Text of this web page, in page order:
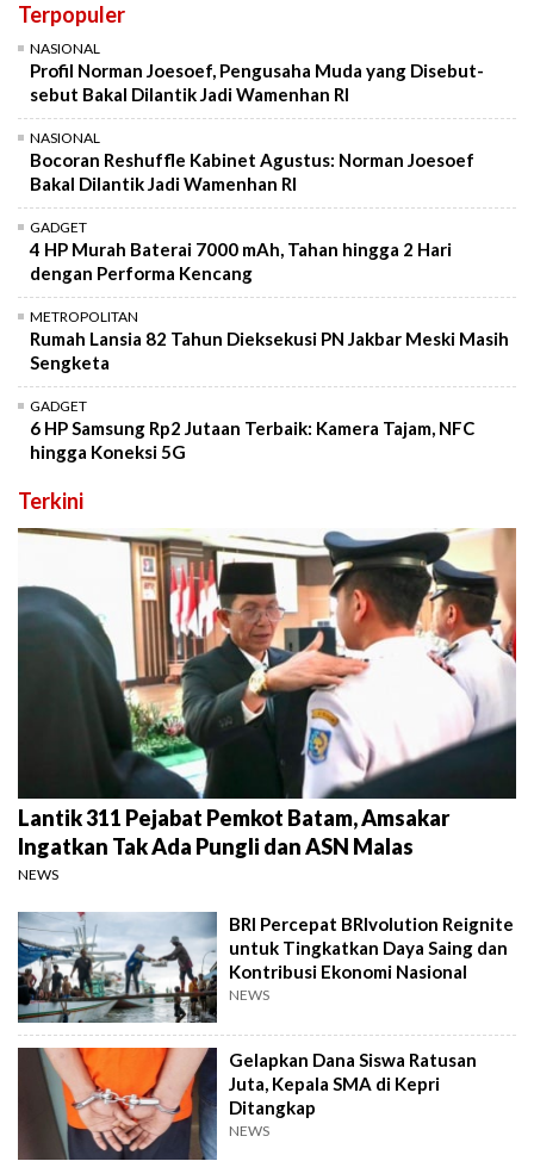
Terpopuler
NASIONAL
Profil Norman Joesoef, Pengusaha Muda yang Disebut-
sebut Bakal Dilantik Jadi Wamenhan RI
NASIONAL
Bocoran Reshuffle Kabinet Agustus: Norman Joesoef
Bakal Dilantik Jadi Wamenhan RI
GADGET
4 HP Murah Baterai 7000 mAh, Tahan hingga 2 Hari
dengan Performa Kencang
METROPOLITAN
Rumah Lansia 82 Tahun Dieksekusi PN Jakbar Meski Masih
Sengketa
GADGET
6 HP Samsung Rp2 Jutaan Terbaik: Kamera Tajam, NFC
hingga Koneksi 5G
Terkini
Lantik 311 Pejabat Pemkot Batam, Amsakar
Ingatkan Tak Ada Pungli dan ASN Malas
NEWS
BRI Percepat BRIvolution Reignite
untuk Tingkatkan Daya Saing dan
Kontribusi Ekonomi Nasional
NEWS
Gelapkan Dana Siswa Ratusan
Juta, Kepala SMA di Kepri
Ditangkap
NEWS